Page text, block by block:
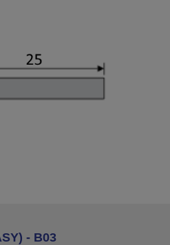
- B03